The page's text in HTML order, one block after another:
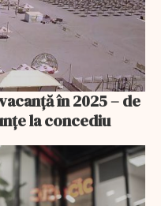
la concediu